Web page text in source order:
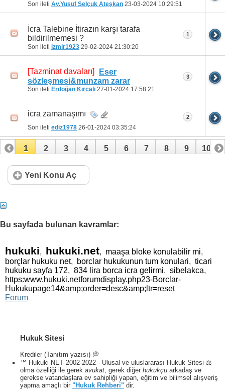
Son ileti Av.Yusuf Selçuk Ateşkan 23-03-2024 10:29:51
İcra Talebine İtirazın karşı tarafa
bildirilmemesi ?
Son ileti izmir1923 29-02-2024 21:30:20
1
[Tazminat davaları]
Eser
sözleşmesi&munzam zarar
Son ileti Erdoğan Kırcalı 27-01-2024 17:58:21
3
icra zamanaşımı
Son ileti ediz1978 26-01-2024 03:35:24
2
1 2 3 4 5 6 7 8 9 10
11 12 13 14
41 42 43 44 45
51 52 53 54 55 56 57 58 59
61 62 63 64 65 66 67 68 69 70
71
Yeni Konu Aç
Bu sayfada bulunan kavramlar:
hukuki, hukuki.net, maaşa bloke konulabilir mi,
borçlar hukuku net, borclar hukukunun tum konulari, ticari
hukuku sayfa 172, 834 lira borca icra gelirmi, sibelakca,
https:www.hukuki.netforumdisplay.php23-Borclar-
Hukukupage14&amp;order=desc&amp;ltr=reset
Forum
Hukuk Sitesi
Krediler (Tanıtım yazısı) 💭
™ Hukuki NET 2002-2022 - Ulusal ve uluslararası Hukuk Sitesi ⚖️
olma özelliği ile gerek avukat, gerek diğer hukukçu arkadaş ve
gerekse vatandaşlara ev sahipliği yapan, eğitim ve bilimsel alışveriş
yapma amaçlı bir "Hukuk Rehberi" dir.